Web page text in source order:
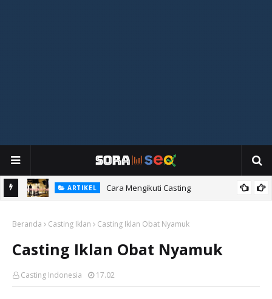
ARTIKEL Cara Mengikuti Casting
Beranda Casting Iklan Casting Iklan Obat Nyamuk
Casting Iklan Obat Nyamuk
Casting Indonesia 17.02